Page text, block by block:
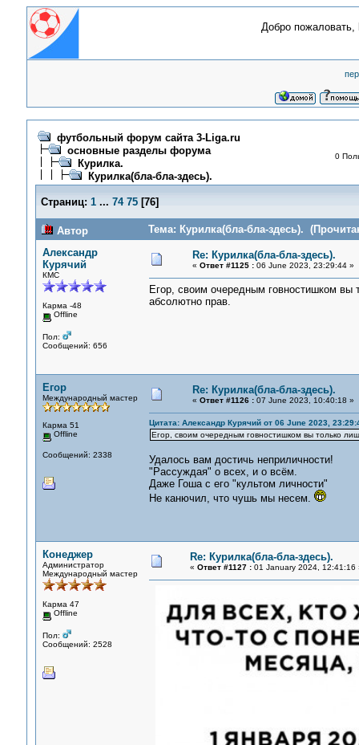
Добро пожаловать,
футбольный форум сайта 3-Liga.ru
основные разделы форума
Курилка.
Курилка(бла-бла-здесь).
0
Страниц: 1 ... 74 75[76]
Автор
Тема: Курилка(бла-бла-здесь).
Александр
Курячий
КМС
Карма -48
Offline
Пол:
Сообщений: 656
Re: Курилка(бла-бла-здесь).
« Ответ #1125 :06 June 2023, 23:29:44 »
Егор, своим очередным говностишком вы
абсолютно прав.
Егор
Международный мастер
Карма 51
Offline
Сообщений: 2338
Re: Курилка(бла-бла-здесь).
« Ответ #1126 :07 June 2023, 10:40:18 »
Цитата: Александр Курячий от 06 June 2023,
Егор, своим очередным говностишком вы только
Удалось вам достичь неприличности!
"Рассуждая" о всех, и о всём.
Даже Гоша с его "культом личности"
Не канючил, что чушь мы несем.
Конеджер
Администратор
Международный мастер
Карма 47
Offline
Пол:
Сообщений: 2528
Re: Курилка(бла-бла-здесь).
« Ответ #1127 :01 January 2024, 12:41:16